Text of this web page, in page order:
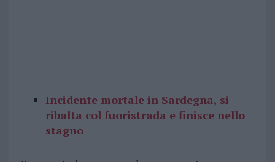
Incidente mortale in Sardegna, si
ribalta col fuoristrada e finisce nello
stagno